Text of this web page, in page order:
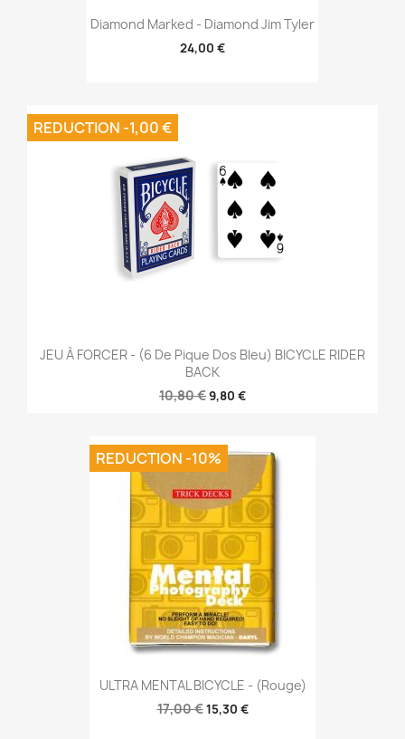
Diamond Marked - Diamond Jim Tyler
24,00 €
JEU À FORCER - (6 De Pique Dos Bleu) BICYCLE RIDER
BACK
10,80 €9,80 €
REDUCTION -1,00 €
ULTRA MENTAL BICYCLE - (Rouge)
17,00 €15,30 €
REDUCTION -10%